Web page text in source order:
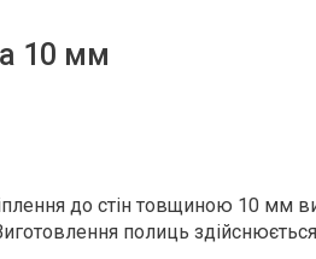
10 мм
до стін товщиною 10 мм
полиць